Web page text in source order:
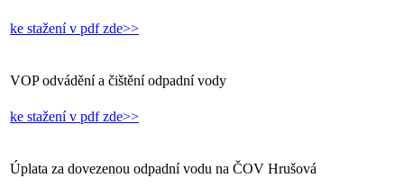
ke stažení v pdf zde>>
VOP odvádění a čištění odpadní vody
ke stažení v pdf zde>>
Úplata za dovezenou odpadní vodu na ČOV Hrušová